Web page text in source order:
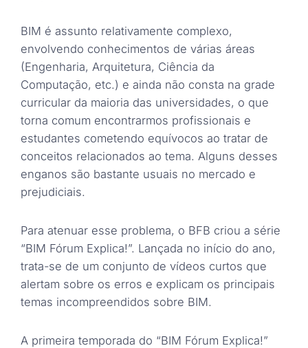
BIM é assunto relativamente complexo,
envolvendo conhecimentos de várias áreas
(Engenharia, Arquitetura, Ciência da
Computação, etc.) e ainda não consta na grade
curricular da maioria das universidades, o que
torna comum encontrarmos profissionais e
estudantes cometendo equívocos ao tratar de
conceitos relacionados ao tema. Alguns desses
enganos são bastante usuais no mercado e
prejudiciais.
Para atenuar esse problema, o BFB criou a série
“BIM Fórum Explica!”. Lançada no início do ano,
trata-se de um conjunto de vídeos curtos que
alertam sobre os erros e explicam os principais
temas incompreendidos sobre BIM.
A primeira temporada do “BIM Fórum Explica!”